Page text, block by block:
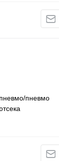
пневмо/пневмо